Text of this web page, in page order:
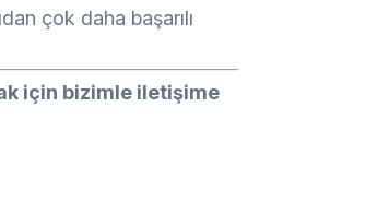
çok daha başarılı
için bizimle iletişime